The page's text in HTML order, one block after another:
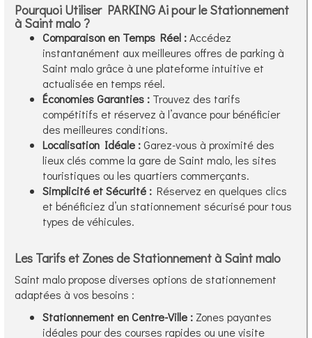
Pourquoi Utiliser PARKING Ai pour le Stationnement
à Saint malo ?
Comparaison en Temps Réel :Accédez
instantanément aux meilleures offres de parking à
Saint malo grâce à une plateforme intuitive et
actualisée en temps réel.
Économies Garanties : Trouvez des tarifs
compétitifs et réservez à l’avance pour bénéficier
des meilleures conditions.
Localisation Idéale :Garez-vous à proximité des
lieux clés comme la gare de Saint malo, les sites
touristiques ou les quartiers commerçants.
Simplicité et Sécurité : Réservez en quelques clics
et bénéficiez d’un stationnement sécurisé pour tous
types de véhicules.
Les Tarifs et Zones de Stationnement à Saint malo
Saint malo propose diverses options de stationnement
adaptées à vos besoins :
Stationnement en Centre-Ville : Zones payantes
idéales pour des courses rapides ou une visite